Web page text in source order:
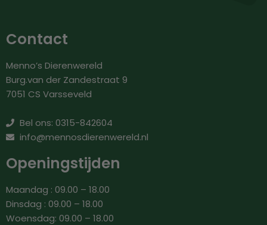
Contact
Menno’s Dierenwereld
Burg.van der Zandestraat 9
7051 CS Varsseveld
Bel ons: 0315-842604
info@mennosdierenwereld.nl
Openingstijden
Maandag : 09.00 – 18.00
Dinsdag : 09.00 – 18.00
Woensdag: 09.00 – 18.00